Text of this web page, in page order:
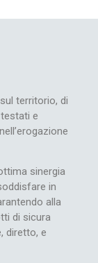
territorio, di
e
sinergia
in
alla
di sicura
diretto, e